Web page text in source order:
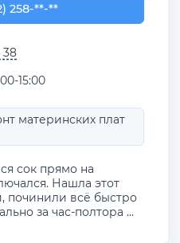
258-59-58
258-**-**
38
15:00
материнских плат
сок прямо на
Нашла этот
починили всё быстро
за час-полтора ...